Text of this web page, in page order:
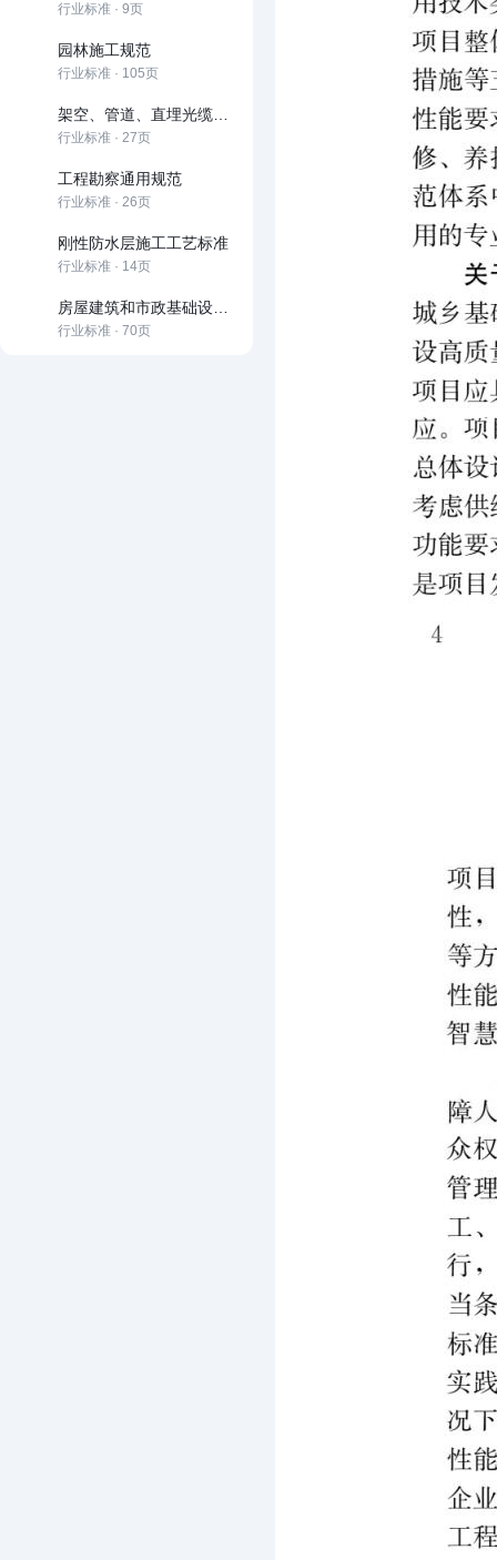
行业标准 · 9页
园林施工规范
行业标准 · 105页
行业标准 · 27页
工程勘察通用规范
行业标准 · 26页
刚性防水层施工工艺标准
行业标准 · 14页
行业标准 · 70页